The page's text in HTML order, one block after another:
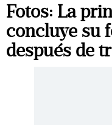
Fotos: La
concluye su
después de